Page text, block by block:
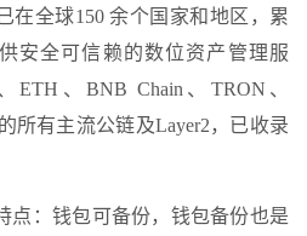
在全球150 余个国家和地区，累
安全可信赖的数位资产管理服
ETH、BNB Chain、TRON、
所有主流公链及Layer2，已收录
点：钱包可备份，钱包备份也是